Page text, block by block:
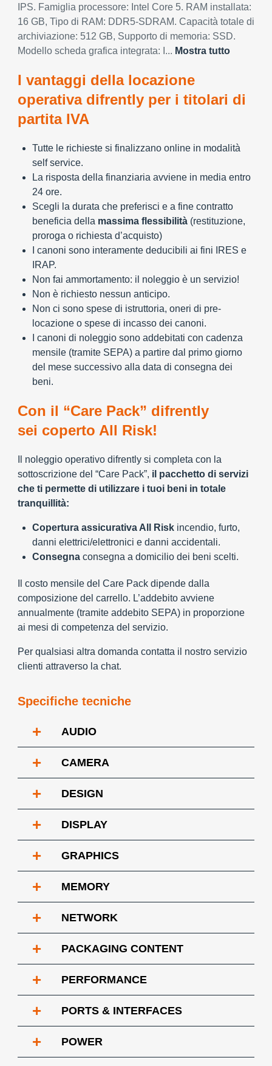
IPS. Famiglia processore: Intel Core 5. RAM installata:
16 GB, Tipo di RAM: DDR5-SDRAM. Capacità totale di
archiviazione: 512 GB, Supporto di memoria: SSD.
Modello scheda grafica integrata: I... Mostra tutto
I vantaggi della locazione
operativa difrently per i titolari di
partita IVA
Tutte le richieste si finalizzano online in modalità
self service.
La risposta della finanziaria avviene in media entro
24 ore.
Scegli la durata che preferisci e a fine contratto
beneficia della massima flessibilità (restituzione,
proroga o richiesta d’acquisto)
I canoni sono interamente deducibili ai fini IRES e
IRAP.
Non fai ammortamento: il noleggio è un servizio!
Non è richiesto nessun anticipo.
Non ci sono spese di istruttoria, oneri di pre-
locazione o spese di incasso dei canoni.
I canoni di noleggio sono addebitati con cadenza
mensile (tramite SEPA) a partire dal primo giorno
del mese successivo alla data di consegna dei
beni.
Con il “Care Pack” difrently
sei coperto All Risk!
Il noleggio operativo difrently si completa con la
sottoscrizione del “Care Pack”, il pacchetto di servizi
che ti permette di utilizzare i tuoi beni in totale
tranquillità:
Copertura assicurativa All Risk incendio, furto,
danni elettrici/elettronici e danni accidentali.
Consegna consegna a domicilio dei beni scelti.
Il costo mensile del Care Pack dipende dalla
composizione del carrello. L’addebito avviene
annualmente (tramite addebito SEPA) in proporzione
ai mesi di competenza del servizio.
Per qualsiasi altra domanda contatta il nostro servizio
clienti attraverso la chat.
Specifiche tecniche
+ AUDIO
+ CAMERA
+ DESIGN
+ DISPLAY
+ GRAPHICS
+ MEMORY
+ NETWORK
+ PACKAGING CONTENT
+ PERFORMANCE
+ PORTS & INTERFACES
+ POWER